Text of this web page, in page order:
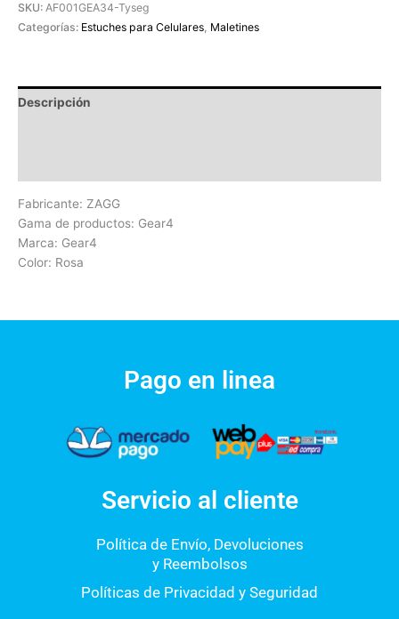
SKU: AF001GEA34-Tyseg
Categorías: Estuches para Celulares, Maletines
Descripción
Fabricante: ZAGG
Gama de productos: Gear4
Marca: Gear4
Color: Rosa
Pago en linea
Servicio al cliente
Política de Envío, Devoluciones
y Reembolsos
Políticas de Privacidad y Seguridad